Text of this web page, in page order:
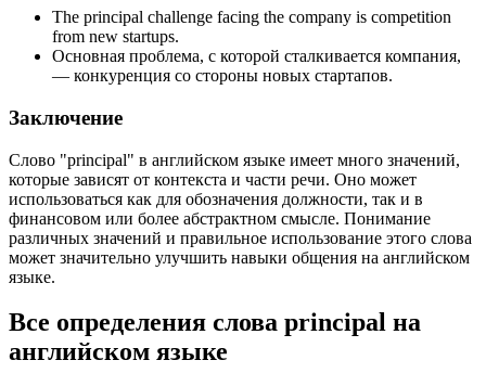
The principal challenge facing the company is competition
from new startups.
Основная проблема, с которой сталкивается компания,
— конкуренция со стороны новых стартапов.
Заключение
Слово "principal" в английском языке имеет много значений,
которые зависят от контекста и части речи. Оно может
использоваться как для обозначения должности, так и в
финансовом или более абстрактном смысле. Понимание
различных значений и правильное использование этого слова
может значительно улучшить навыки общения на английском
языке.
Все определения слова principal на
английском языке